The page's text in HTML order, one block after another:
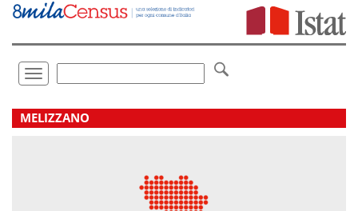
Vai
direttamente
Toggle
navigation
.
MELIZZANO